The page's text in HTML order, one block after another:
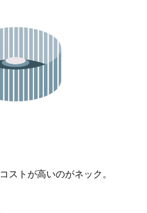
ストが高いのがネック。